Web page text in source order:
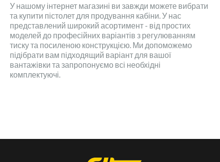
У нашому інтернет магазині ви завжди можете вибрати
та купити пістолет для продування кабіни. У нас
представлений широкий асортимент - від простих
моделей до професійних варіантів з регулюванням
тиску та посиленою конструкцією. Ми допоможемо
підібрати вам підходящий варіант для вашої
вантажівки та запропонуємо всі необхідні
комплектуючі.